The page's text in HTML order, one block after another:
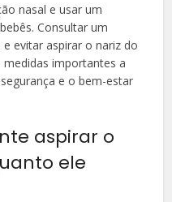
nasal e usar um
Consultar um
evitar aspirar o nariz do
importantes a
e o bem-estar
aspirar o
ele